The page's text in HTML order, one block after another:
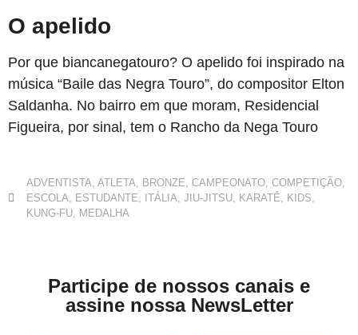
O apelido
Por que biancanegatouro? O apelido foi inspirado na
música “Baile das Negra Touro”, do compositor Elton
Saldanha. No bairro em que moram, Residencial
Figueira, por sinal, tem o Rancho da Nega Touro
ADVENTISTA, ATLETA, BRONZE, CAMPEONATO, COMPETIÇÃO,
ESCOLA, ESTUDANTE, ITÁLIA, JIU-JITSU, KARATÊ, KIDS,
KUNG-FU, MEDALHA
Participe de nossos canais e
assine nossa NewsLetter